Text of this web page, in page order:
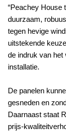
“Peachey House
duurzaam,
tegen hevige
uitstekende
de indruk van het
installatie.
De panelen
gesneden en
Daarnaast staat
prijs-